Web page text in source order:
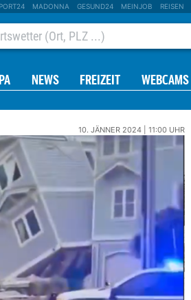
MADONNA GESUND24 MEINJOB REISEN
NEWS FREIZEIT WEBCAMS
10. JÄNNER 2024 | 11:00 UHR